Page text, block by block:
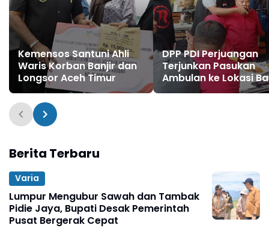
Kemensos Santuni Ahli
Waris Korban Banjir dan
Longsor Aceh Timur
DPP PDI Perjuangan
Terjunkan Pasukan
Ambulan ke Lokasi
Aceh
Berita Terbaru
Varia
Lumpur Mengubur Sawah dan Tambak
Pidie Jaya, Bupati Desak Pemerintah
Pusat Bergerak Cepat